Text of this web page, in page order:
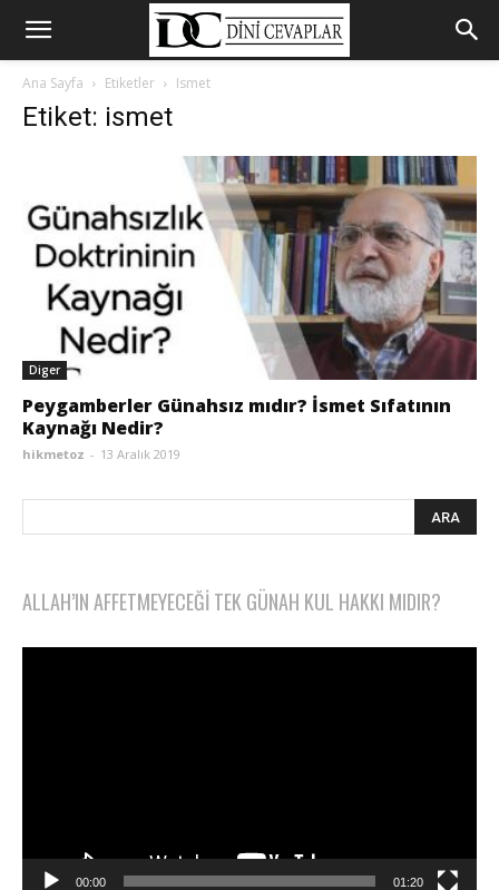
Ana Sayfa Etiketler Ismet
Etiket: ismet
Diger
Peygamberler Günahsız mıdır? İsmet Sıfatının
Kaynağı Nedir?
hikmetoz - 13 Aralık 2019
ALLAH’IN AFFETMEYECEĞI TEK GÜNAH KUL HAKKI MIDIR?
00:00 01:20